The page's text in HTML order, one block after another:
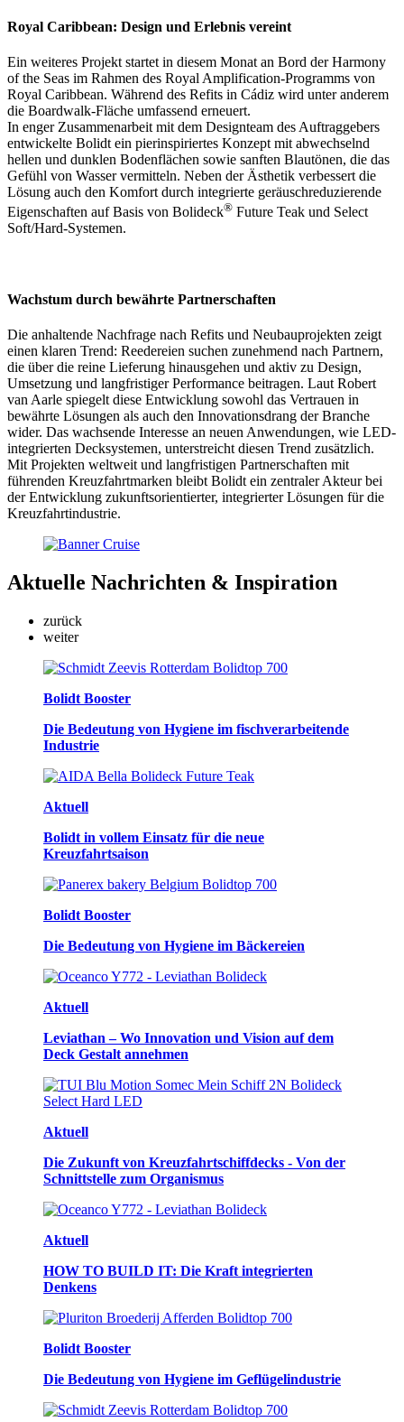
Royal Caribbean: Design und Erlebnis vereint
Ein weiteres Projekt startet in diesem Monat an Bord der Harmony
of the Seas im Rahmen des Royal Amplification-Programms von
Royal Caribbean. Während des Refits in Cádiz wird unter anderem
die Boardwalk-Fläche umfassend erneuert.
In enger Zusammenarbeit mit dem Designteam des Auftraggebers
entwickelte Bolidt ein pierinspiriertes Konzept mit abwechselnd
hellen und dunklen Bodenflächen sowie sanften Blautönen, die das
Gefühl von Wasser vermitteln. Neben der Ästhetik verbessert die
Lösung auch den Komfort durch integrierte geräuschreduzierende
Eigenschaften auf Basis von Bolideck® Future Teak und Select
Soft/Hard-Systemen.
Wachstum durch bewährte Partnerschaften
Die anhaltende Nachfrage nach Refits und Neubauprojekten zeigt
einen klaren Trend: Reedereien suchen zunehmend nach Partnern,
die über die reine Lieferung hinausgehen und aktiv zu Design,
Umsetzung und langfristiger Performance beitragen. Laut Robert
van Aarle spiegelt diese Entwicklung sowohl das Vertrauen in
bewährte Lösungen als auch den Innovationsdrang der Branche
wider. Das wachsende Interesse an neuen Anwendungen, wie LED-
integrierten Decksystemen, unterstreicht diesen Trend zusätzlich.
Mit Projekten weltweit und langfristigen Partnerschaften mit
führenden Kreuzfahrtmarken bleibt Bolidt ein zentraler Akteur bei
der Entwicklung zukunftsorientierter, integrierter Lösungen für die
Kreuzfahrtindustrie.
Aktuelle Nachrichten & Inspiration
zurück
weiter
Bolidt Booster
Die Bedeutung von Hygiene im fischverarbeitende
Industrie
Aktuell
Bolidt in vollem Einsatz für die neue
Kreuzfahrtsaison
Bolidt Booster
Die Bedeutung von Hygiene im Bäckereien
Aktuell
Leviathan – Wo Innovation und Vision auf dem
Deck Gestalt annehmen
Aktuell
Die Zukunft von Kreuzfahrtschiffdecks - Von der
Schnittstelle zum Organismus
Aktuell
HOW TO BUILD IT: Die Kraft integrierten
Denkens
Bolidt Booster
Die Bedeutung von Hygiene im Geflügelindustrie